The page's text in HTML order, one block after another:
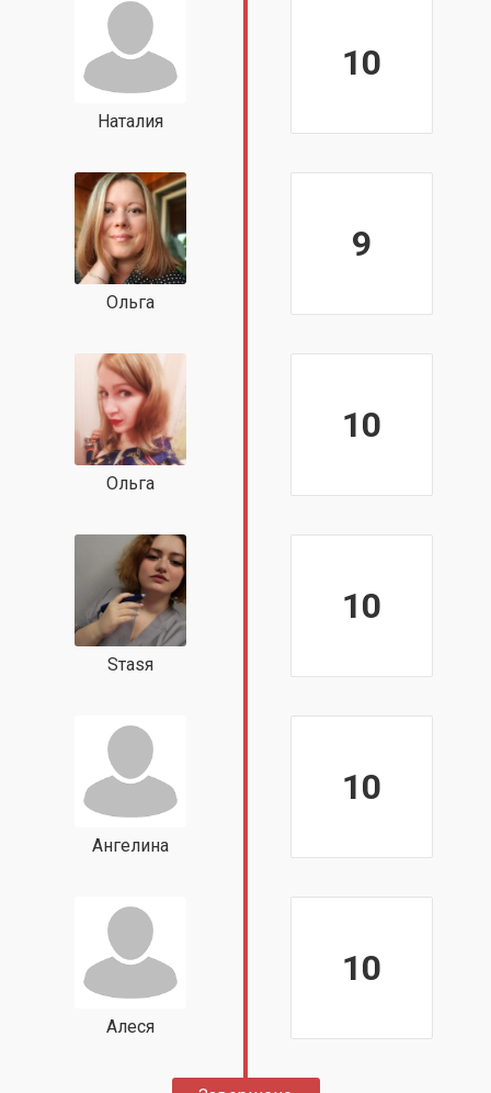
Наталия
10
Ольга
9
Ольга
10
Sтаsя
10
Ангелина
10
Алеся
10